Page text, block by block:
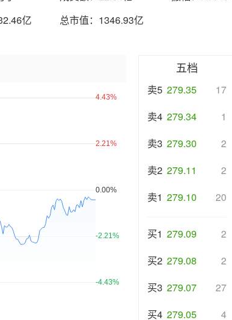
亿 总市值： 1346.93亿
五档
卖5 279.35
17
卖4 279.34
1
卖3 279.30
2
卖2 279.11
2
卖1 279.10 20
买1 279.09
2
买2 279.08
2
买3 279.07
27
买4 279.05
4